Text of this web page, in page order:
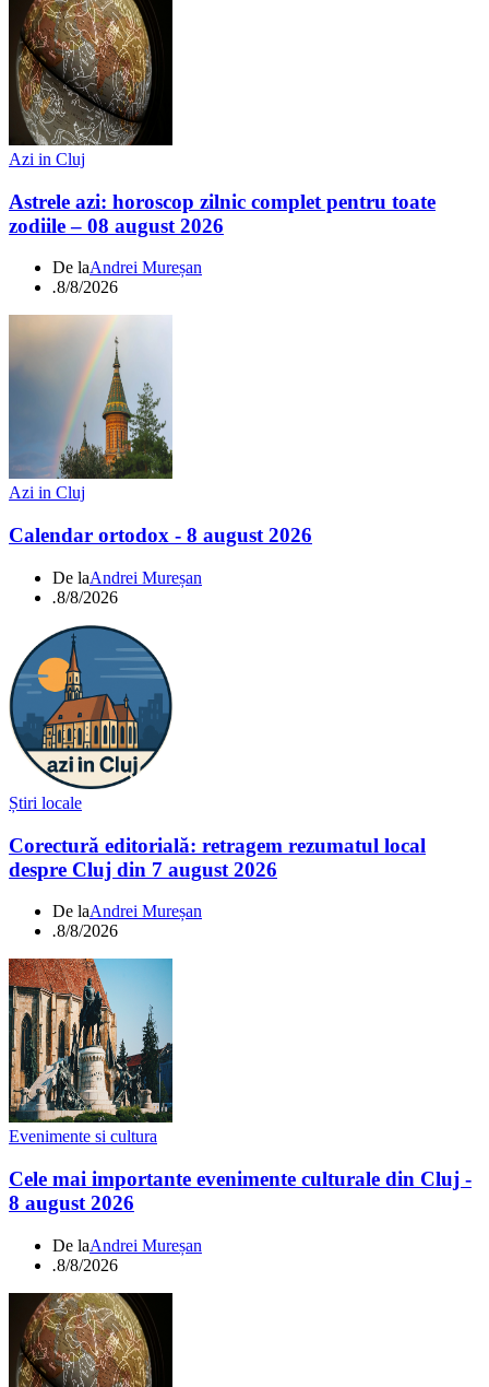
Azi in Cluj
Astrele azi: horoscop zilnic complet pentru toate
zodiile – 08 august 2026
De laAndrei Mureșan
.8/8/2026
Azi in Cluj
Calendar ortodox - 8 august 2026
De laAndrei Mureșan
.8/8/2026
Știri locale
Corectură editorială: retragem rezumatul local
despre Cluj din 7 august 2026
De laAndrei Mureșan
.8/8/2026
Evenimente si cultura
Cele mai importante evenimente culturale din Cluj -
8 august 2026
De laAndrei Mureșan
.8/8/2026